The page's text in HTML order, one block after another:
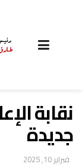
نقابة
جديدة
فبراير 10, 2025